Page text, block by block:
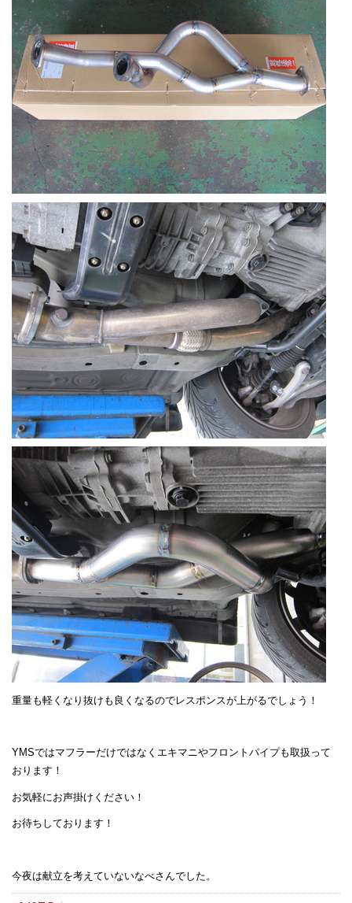
重量も軽くなり抜けも良くなるのでレスポンスが上がるでしょう！
YMSではマフラーだけではなくエキマニやフロントパイプも取扱って
おります！
お気軽にお声掛けください！
お待ちしております！
今夜は献立を考えていないなべさんでした。